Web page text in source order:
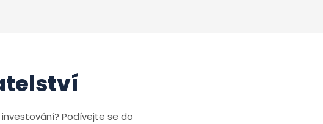
Podívejte se do